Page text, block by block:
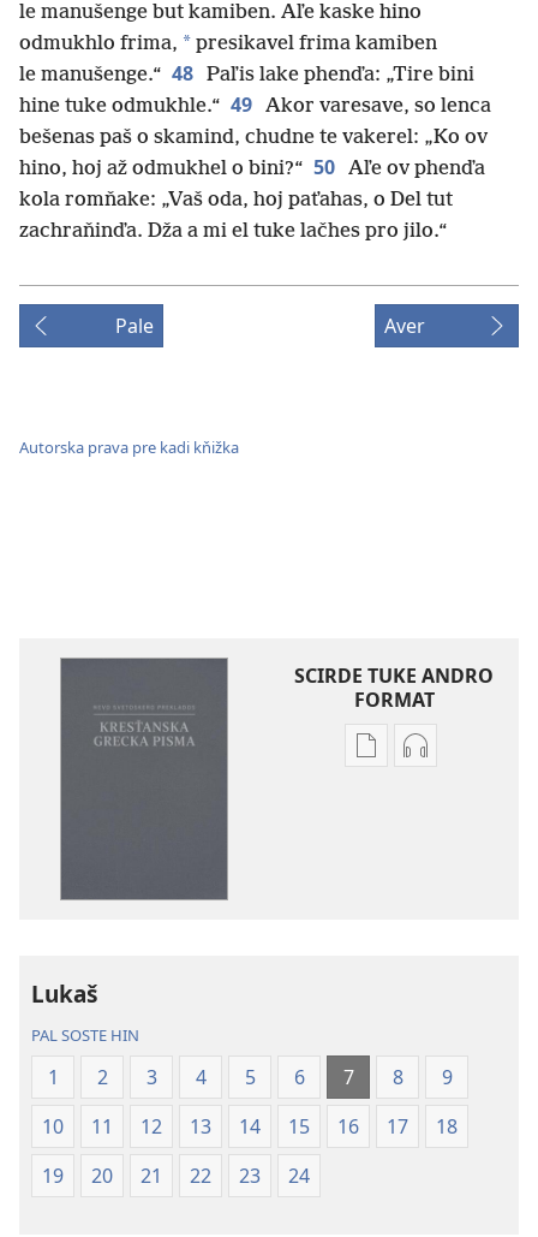
le manušenge but kamiben. Aľe kaske hino
odmukhlo frima, * presikavel frima kamiben
le manušenge.“ 48 Paľis lake phenďa: „Tire bini
hine tuke odmukhle.“ 49 Akor varesave, so lenca
bešenas paš o skamind, chudne te vakerel: „Ko ov
hino, hoj až odmukhel o bini?“ 50 Aľe ov phenďa
kola romňake: „Vaš oda, hoj paťahas, o Del tut
zachraňinďa. Dža a mi el tuke lačhes pro jilo.“
Pale Aver
Autorska prava pre kadi kňižka
SCIRDE TUKE ANDRO
FORMAT
Sar
Sar
Lukaš
PAL SOSTE HIN
1 2 3 4 5 6 7 8
9
10
11 12 13 14 15 16 17
18
19
20 21 22 23 24